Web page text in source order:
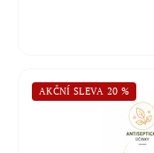
AKČNÍ SLEVA 20 %